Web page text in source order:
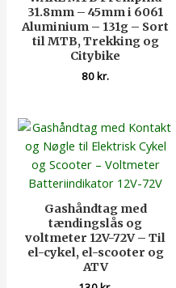
31.8mm – 45mm i 6061
Aluminium – 131g – Sort
til MTB, Trekking og
Citybike
80kr.
Gashåndtag med
tændingslås og
voltmeter 12V-72V – Til
el-cykel, el-scooter og
ATV